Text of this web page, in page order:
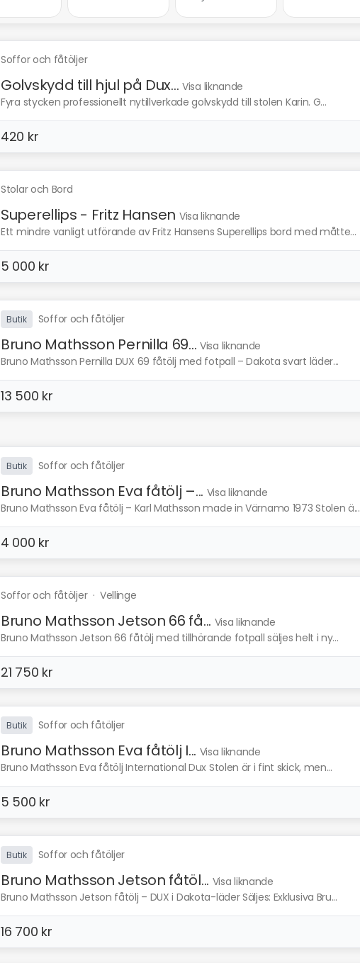
Soffor och fåtöljer
Golvskydd till hjul på Dux... Visa liknande
Fyra stycken professionellt nytillverkade golvskydd till stolen Karin. G...
420 kr
Stolar och Bord
Superellips - Fritz Hansen Visa liknande
Ett mindre vanligt utförande av Fritz Hansens Superellips bord med måtte...
5 000 kr
Butik Soffor och fåtöljer
Bruno Mathsson Pernilla 69... Visa liknande
Bruno Mathsson Pernilla DUX 69 fåtölj med fotpall – Dakota svart läder...
13 500 kr
Butik Soffor och fåtöljer
Bruno Mathsson Eva fåtölj –... Visa liknande
Bruno Mathsson Eva fåtölj – Karl Mathsson made in Värnamo 1973 Stolen ä...
4 000 kr
Soffor och fåtöljer· Vellinge
Bruno Mathsson Jetson 66 få... Visa liknande
Bruno Mathsson Jetson 66 fåtölj med tillhörande fotpall säljes helt i ny...
21 750 kr
Butik Soffor och fåtöljer
Bruno Mathsson Eva fåtölj I... Visa liknande
Bruno Mathsson Eva fåtölj International Dux Stolen är i fint skick, men...
5 500 kr
Butik Soffor och fåtöljer
Bruno Mathsson Jetson fåtöl... Visa liknande
Bruno Mathsson Jetson fåtölj – DUX i Dakota-läder Säljes: Exklusiva Bru...
16 700 kr